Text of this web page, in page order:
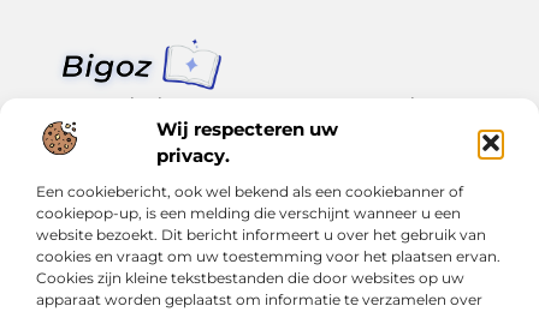
Wij respecteren uw
privacy.
Een cookiebericht, ook wel bekend als een cookiebanner of
cookiepop-up, is een melding die verschijnt wanneer u een
website bezoekt. Dit bericht informeert u over het gebruik van
cookies en vraagt om uw toestemming voor het plaatsen ervan.
Cookies zijn kleine tekstbestanden die door websites op uw
apparaat worden geplaatst om informatie te verzamelen over
Van klein nieuws tot grote trends – alles op Bigoz.nl.
Lees inspirerende blogs en artikelen over het dagelijks leven,
actualiteit en meer.
Bericht categorie
Onze informatie